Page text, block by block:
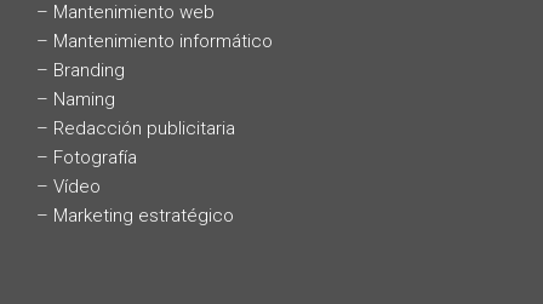
– Mantenimiento web
– Mantenimiento informático
– Branding
– Naming
– Redacción publicitaria
– Fotografía
– Vídeo
– Marketing estratégico